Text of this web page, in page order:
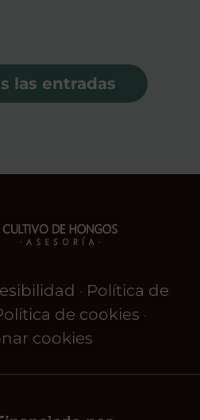
las entradas
· Política de
de cookies ·
cookies